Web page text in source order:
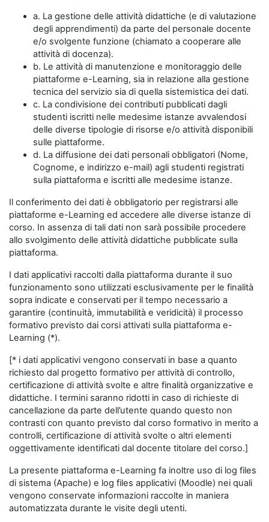
a. La gestione delle attività didattiche (e di valutazione
degli apprendimenti) da parte del personale docente
e/o svolgente funzione (chiamato a cooperare alle
attività di docenza).
b. Le attività di manutenzione e monitoraggio delle
piattaforme e-Learning, sia in relazione alla gestione
tecnica del servizio sia di quella sistemistica dei dati.
c. La condivisione dei contributi pubblicati dagli
studenti iscritti nelle medesime istanze avvalendosi
delle diverse tipologie di risorse e/o attività disponibili
sulle piattaforme.
d. La diffusione dei dati personali obbligatori (Nome,
Cognome, e indirizzo e-mail) agli studenti registrati
sulla piattaforma e iscritti alle medesime istanze.
Il conferimento dei dati è obbligatorio per registrarsi alle
piattaforme e-Learning ed accedere alle diverse istanze di
corso. In assenza di tali dati non sarà possibile procedere
allo svolgimento delle attività didattiche pubblicate sulla
piattaforma.
I dati applicativi raccolti dalla piattaforma durante il suo
funzionamento sono utilizzati esclusivamente per le finalità
sopra indicate e conservati per il tempo necessario a
garantire (continuità, immutabilità e veridicità) il processo
formativo previsto dai corsi attivati sulla piattaforma e-
Learning (*).
[* i dati applicativi vengono conservati in base a quanto
richiesto dal progetto formativo per attività di controllo,
certificazione di attività svolte e altre finalità organizzative e
didattiche. I termini saranno ridotti in caso di richieste di
cancellazione da parte dell’utente quando questo non
contrasti con quanto previsto dal corso formativo in merito a
controlli, certificazione di attività svolte o altri elementi
oggettivamente identificati dal docente titolare del corso.]
La presente piattaforma e-Learning fa inoltre uso di log files
di sistema (Apache) e log files applicativi (Moodle) nei quali
vengono conservate informazioni raccolte in maniera
automatizzata durante le visite degli utenti.